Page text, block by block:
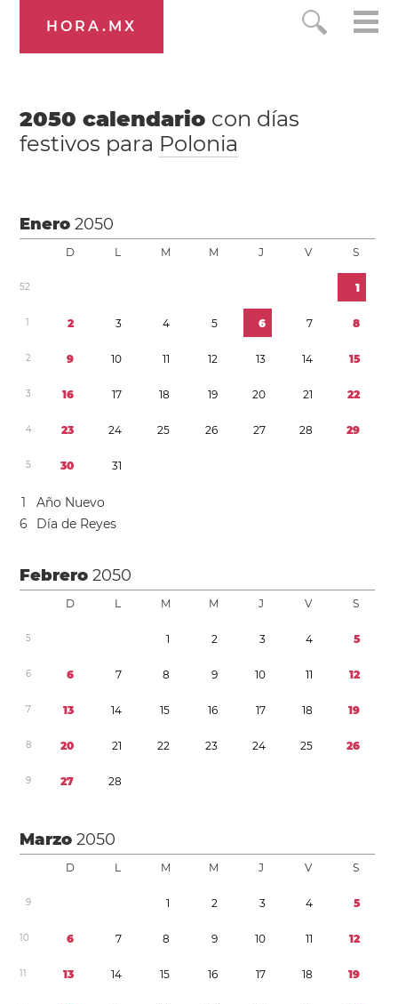
HORA.MX
2050 calendario con días
festivos para Polonia
Enero2050
D L M M J V S
52 1
1 2 3 4 5 6 7 8
2 9 10 11 12 13 14 15
3 16 17 18 19 20 21 22
4 23 24 25 26 27 28 29
5 30 31
1
Año Nuevo
6
Día de Reyes
Febrero2050
D L M M J V S
5 1 2 3 4 5
6 6 7 8 9 10 11 12
7 13 14 15 16 17 18 19
8 20 21 22 23 24 25 26
9 27 28
Marzo2050
D L M M J V S
9 1 2 3 4 5
10 6 7 8 9 10 11 12
11 13 14 15 16 17 18 19